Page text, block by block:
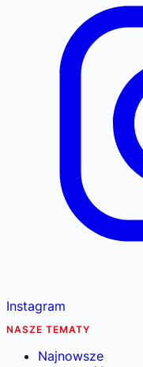
Instagram
NASZE TEMATY
Najnowsze